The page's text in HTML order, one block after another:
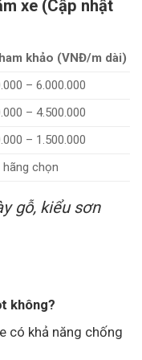
xe (Cập nhật
khảo (VNĐ/m dài)
– 6.000.000
– 4.500.000
– 1.500.000
hãng chọn
gỗ, kiểu sơn
không?
có khả năng chống